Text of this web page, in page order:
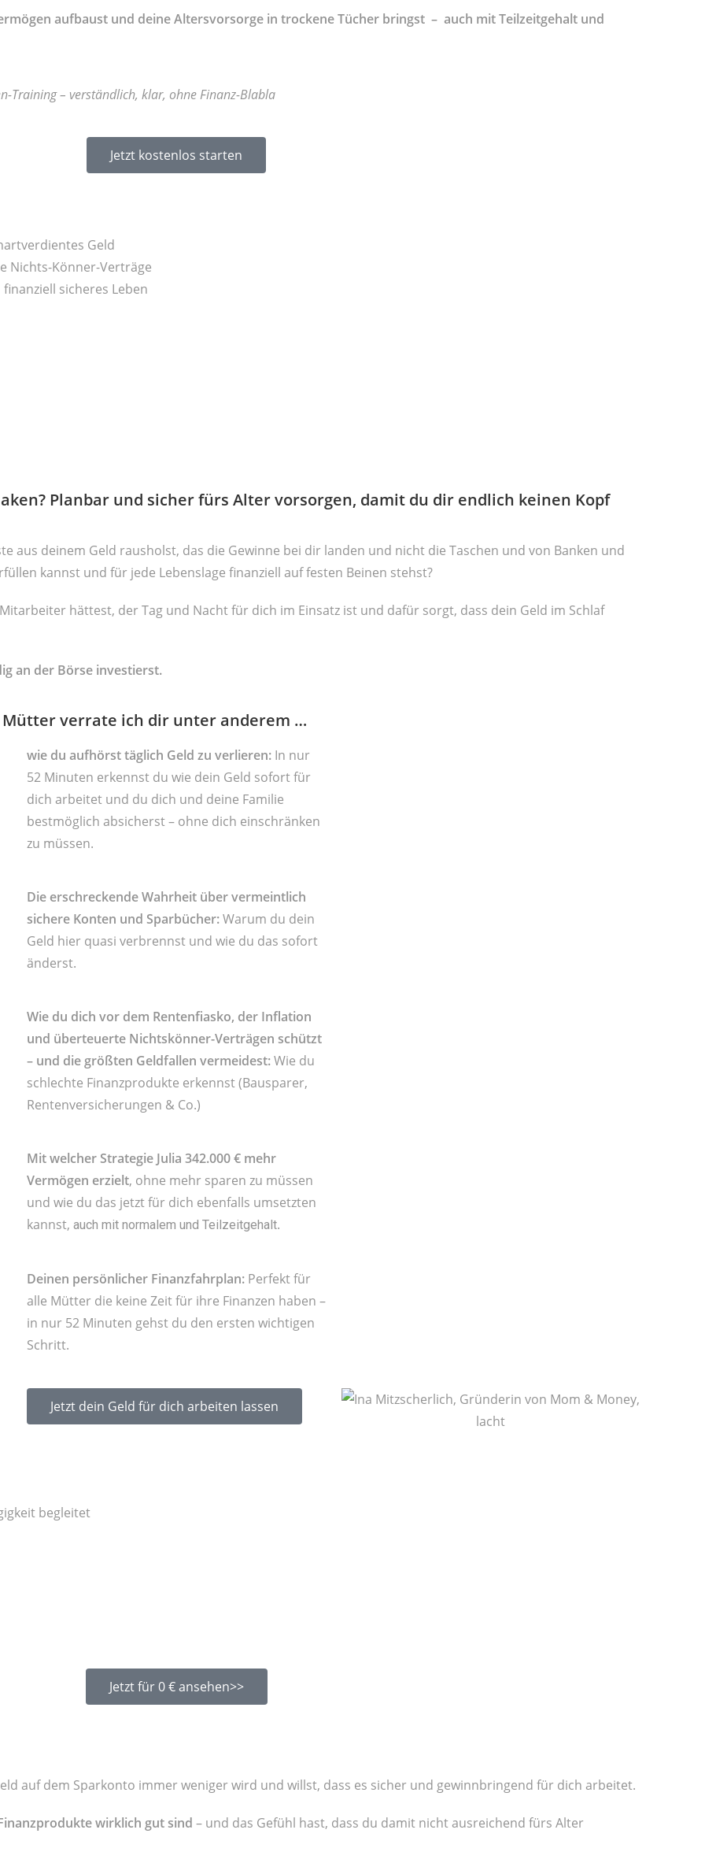
aufbaust und deine Altersvorsorge in trockene Tücher bringst – auch mit Teilzeitgehalt und
Training – verständlich, klar, ohne Finanz-Blabla
Jetzt kostenlos starten
Geld
Nichts-Könner-Verträge
sicheres Leben
Planbar und sicher fürs Alter vorsorgen, damit du dir endlich keinen Kopf
aus deinem Geld rausholst, das die Gewinne bei dir landen und nicht die Taschen und von Banken und
kannst und für jede Lebenslage finanziell auf festen Beinen stehst?
hättest, der Tag und Nacht für dich im Einsatz ist und dafür sorgt, dass dein Geld im Schlaf
an der Börse investierst.
verrate ich dir unter anderem …
wie du aufhörst täglich Geld zu verlieren:In nur
52 Minuten erkennst du wie dein Geld sofort für
dich arbeitet und du dich und deine Familie
bestmöglich absicherst – ohne dich einschränken
zu müssen.
Die erschreckende Wahrheit über vermeintlich
sichere Konten und Sparbücher:Warum du dein
Geld hier quasi verbrennst und wie du das sofort
änderst.
Wie du dich vor dem Rentenfiasko, der Inflation
und überteuerte Nichtskönner-Verträgen schützt
– und die größten Geldfallen vermeidest:Wie du
schlechte Finanzprodukte erkennst (Bausparer,
Rentenversicherungen & Co.)
Mit welcher Strategie Julia 342.000 € mehr
Vermögen erzielt, ohne mehr sparen zu müssen
und wie du das jetzt für dich ebenfalls umsetzten
kannst, auch mit normalem und Teilzeitgehalt.
Deinen persönlicher Finanzfahrplan: Perfekt für
alle Mütter die keine Zeit für ihre Finanzen haben –
in nur 52 Minuten gehst du den ersten wichtigen
Schritt.
Jetzt dein Geld für dich arbeiten lassen
begleitet
Jetzt für 0 € ansehen>>
auf dem Sparkonto immer weniger wird und willst, dass es sicher und gewinnbringend für dich arbeitet.
wirklich gut sind – und das Gefühl hast, dass du damit nicht ausreichend fürs Alter